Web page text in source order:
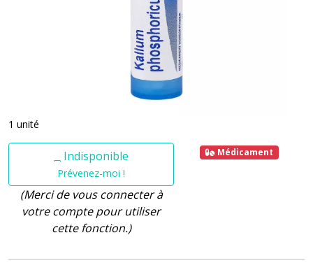
1 unité
Indisponible
Prévenez-moi !
(Merci de vous connecter à
votre compte pour utiliser
cette fonction.)
Médicament